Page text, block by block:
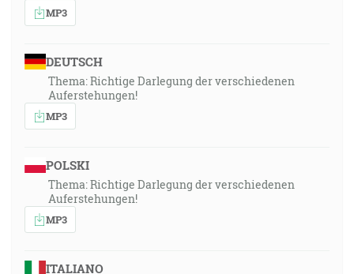
MP3
DEUTSCH
Thema: Richtige Darlegung der verschiedenen
Auferstehungen!
MP3
POLSKI
Thema: Richtige Darlegung der verschiedenen
Auferstehungen!
MP3
ITALIANO